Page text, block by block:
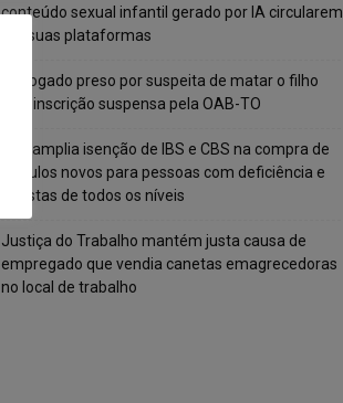
conteúdo sexual infantil gerado por IA circularem
em suas plataformas
Advogado preso por suspeita de matar o filho
tem inscrição suspensa pela OAB-TO
STF amplia isenção de IBS e CBS na compra de
veículos novos para pessoas com deficiência e
autistas de todos os níveis
Justiça do Trabalho mantém justa causa de
empregado que vendia canetas emagrecedoras
no local de trabalho